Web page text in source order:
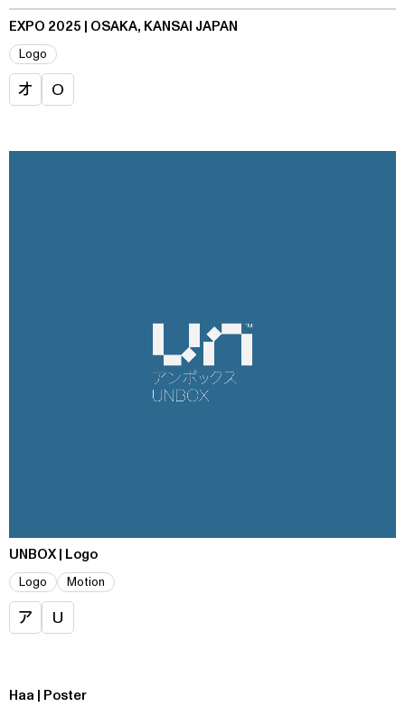
EXPO 2025 | OSAKA, KANSAI JAPAN
Logo
オ O
UNBOX | Logo
Logo Motion
ア U
Haa | Poster